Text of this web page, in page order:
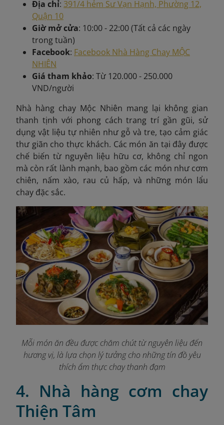
Địa chỉ: 391/4 hẻm Sư Vạn Hạnh, Phường 12,
Quận 10
Giờ mở cửa: 10:00 - 22:00 (Tất cả các ngày
trong tuần)
Facebook: Facebook Nhà Hàng Chay MỘC
NHIÊN
Giá tham khảo: Từ 120.000 - 250.000
VND/người
Nhà hàng chay Mộc Nhiên mang lại không gian
thanh tịnh với phong cách trang trí gần gũi, sử
dụng vật liệu tự nhiên như gỗ và tre, tạo cảm giác
thư giãn cho thực khách. Các món ăn tại đây được
chế biến từ nguyên liệu hữu cơ, không chỉ ngon
mà còn rất lành mạnh, bao gồm các món như cơm
chiên, nấm xào, rau củ hấp, và những món lẩu
chay đặc sắc.
Mỗi món ăn đều được chăm chút từ nguyên liệu đến
hương vị, là lựa chọn lý tưởng cho những tín đồ yêu
thích ẩm thực chay thanh đạm
4. Nhà hàng cơm chay
Thiện Tâm